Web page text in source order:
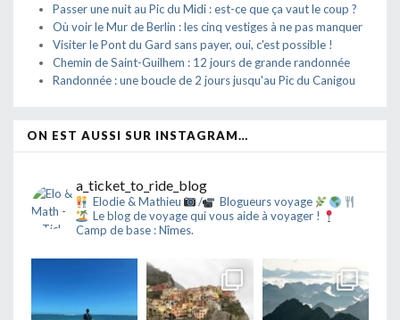
Passer une nuit au Pic du Midi : est-ce que ça vaut le coup ?
Où voir le Mur de Berlin : les cinq vestiges à ne pas manquer
Visiter le Pont du Gard sans payer, oui, c'est possible !
Chemin de Saint-Guilhem : 12 jours de grande randonnée
Randonnée : une boucle de 2 jours jusqu'au Pic du Canigou
ON EST AUSSI SUR INSTAGRAM…
a_ticket_to_ride_blog
Elodie & Mathieu /
Blogueurs voyage
Le blog de voyage qui vous aide à voyager !
Camp de base : Nîmes.